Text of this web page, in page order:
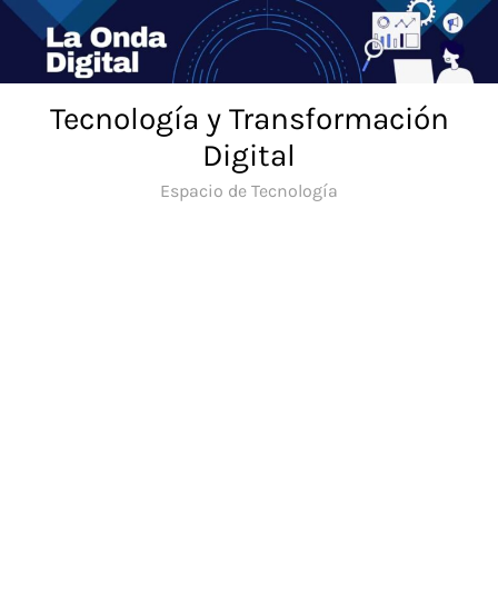
Saltar
contenido
Tecnología y Transformación
Digital
Espacio de Tecnología